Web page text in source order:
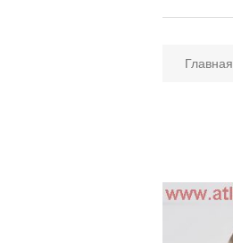
Главная